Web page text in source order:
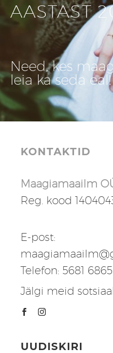
AASTAST
Need, kes
leia ka seda eal!
KONTAKTID
Maagiamaailm
Reg. kood
E-post:
Telefon: 5681 6865
Jälgi meid
UUDISKIRI